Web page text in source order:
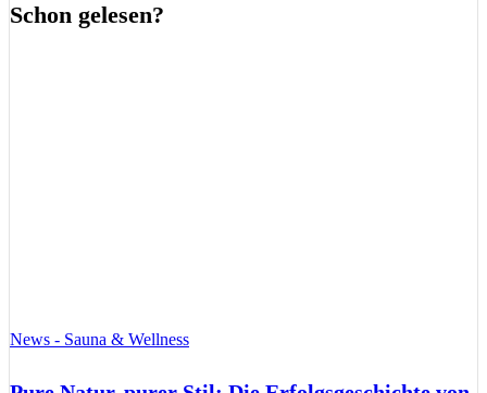
Schon gelesen?
News - Sauna & Wellness